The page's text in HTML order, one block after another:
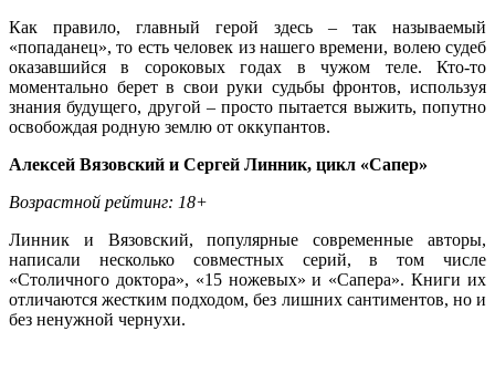
Как правило, главный герой здесь – так называемый
«попаданец», то есть человек из нашего времени, волею судеб
оказавшийся в сороковых годах в чужом теле. Кто-то
моментально берет в свои руки судьбы фронтов, используя
знания будущего, другой – просто пытается выжить, попутно
освобождая родную землю от оккупантов.
Алексей Вязовский и Сергей Линник, цикл «Сапер»
Возрастной рейтинг: 18+
Линник и Вязовский, популярные современные авторы,
написали несколько совместных серий, в том числе
«Столичного доктора», «15 ножевых» и «Сапера». Книги их
отличаются жестким подходом, без лишних сантиментов, но и
без ненужной чернухи.